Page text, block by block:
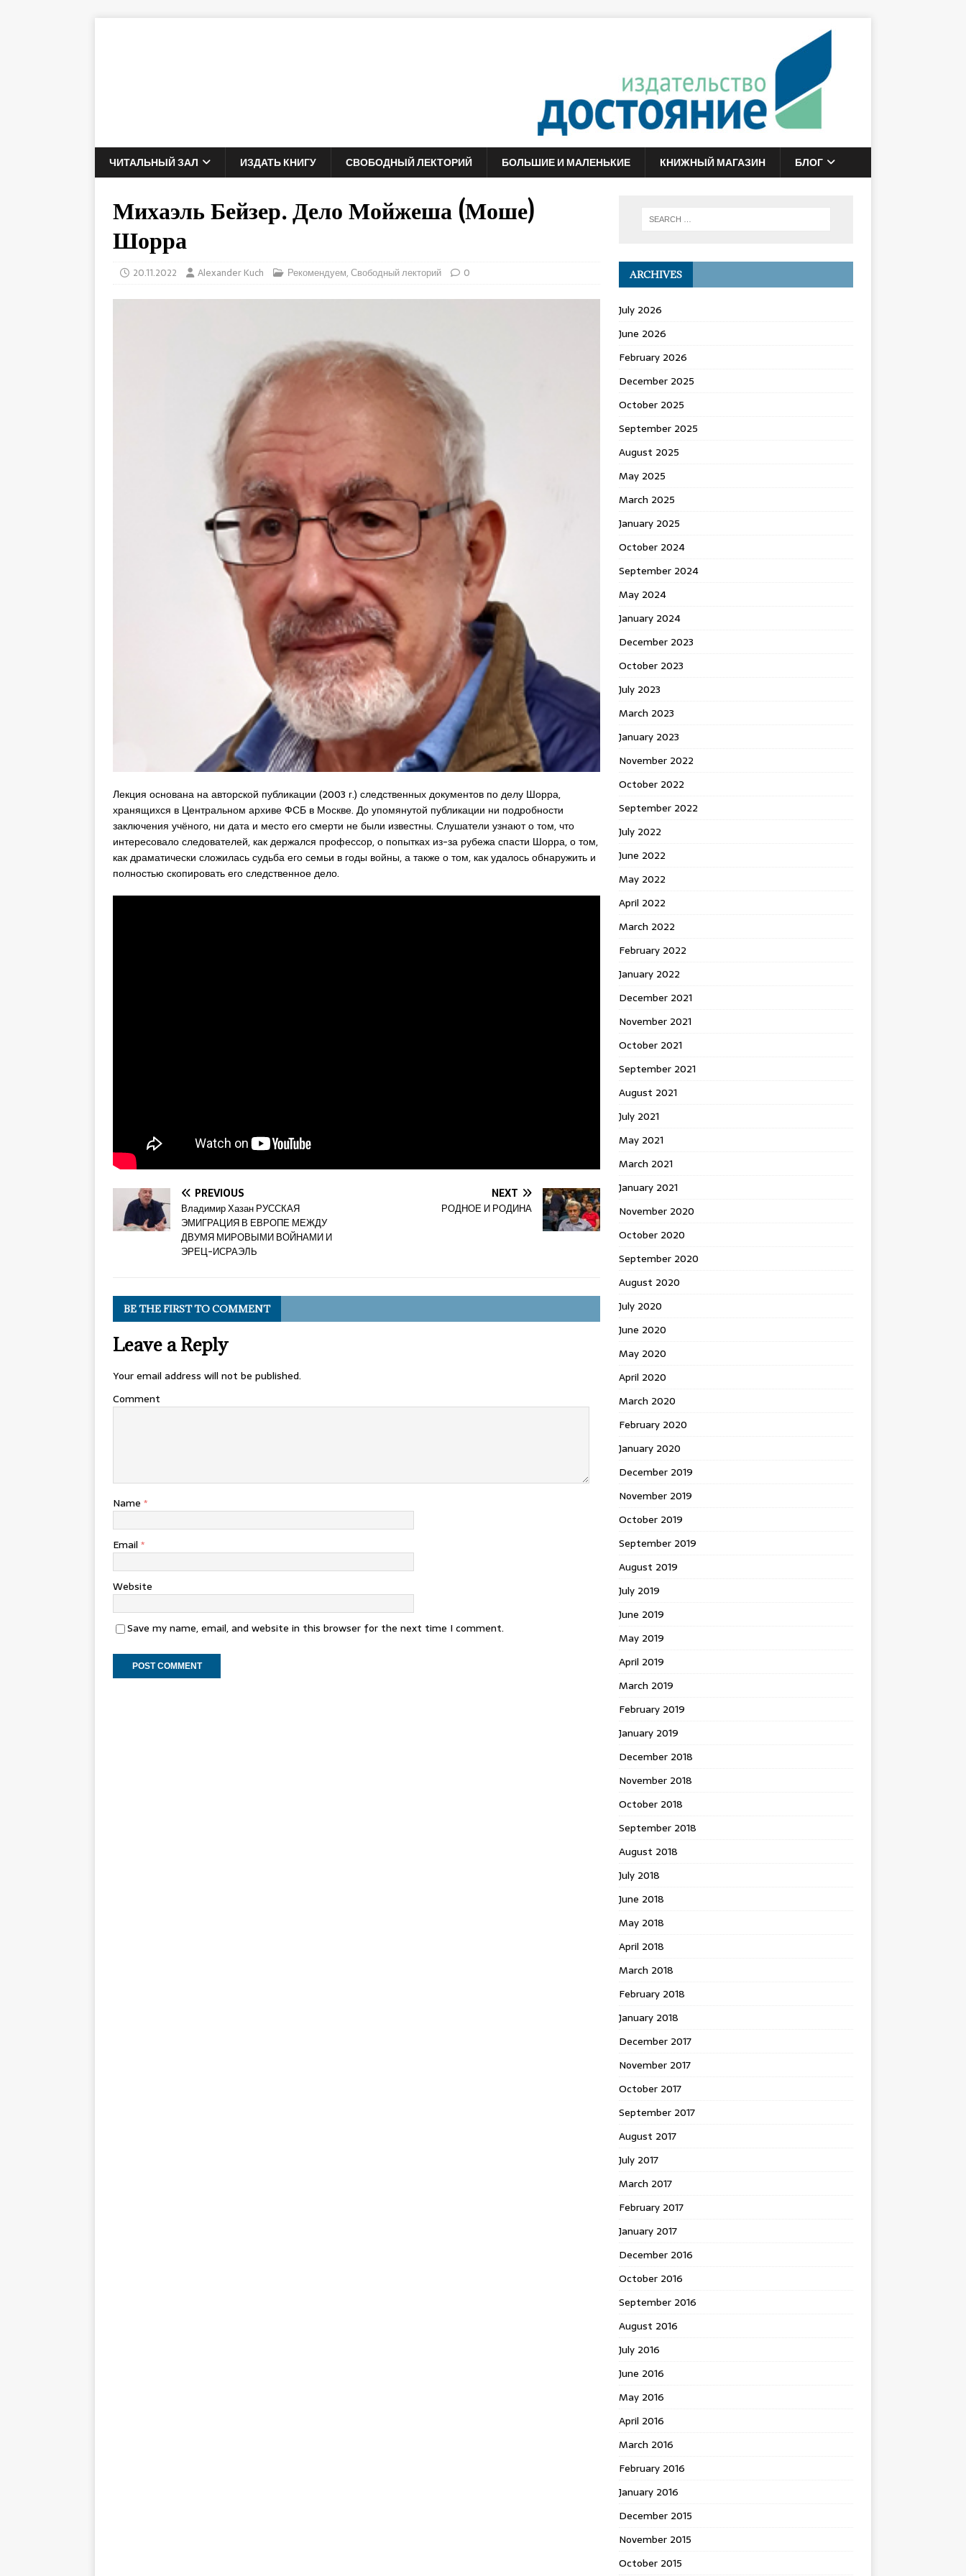
ЧИТАЛЬНЫЙ ЗАЛ ИЗДАТЬ КНИГУ СВОБОДНЫЙ ЛЕКТОРИЙ БОЛЬШИЕ И МАЛЕНЬКИЕ КНИЖНЫЙ МАГАЗИН БЛОГ
Михаэль Бейзер. Дело Мойжеша (Моше)
Шорра
20.11.2022 Alexander Kuch Рекомендуем,Свободный лекторий 0
Лекция основана на авторской публикации (2003 г.) следственных документов по делу Шорра,
хранящихся в Центральном архиве ФСБ в Москве. До упомянутой публикации ни подробности
заключения учёного, ни дата и место его смерти не были известны. Слушатели узнают о том, что
интересовало следователей, как держался профессор, о попытках из-за рубежа спасти Шорра, о том,
как драматически сложилась судьба его семьи в годы войны, а также о том, как удалось обнаружить и
полностью скопировать его следственное дело.
PREVIOUS
Владимир Хазан РУССКАЯ
ЭМИГРАЦИЯ В ЕВРОПЕ МЕЖДУ
ДВУМЯ МИРОВЫМИ ВОЙНАМИ И
ЭРЕЦ-ИСРАЭЛЬ
NEXT
РОДНОЕ И РОДИНА
BE THE FIRST TO COMMENT
Leave a Reply
Your email address will not be published.
Comment
Name *
Email *
Website
Save my name, email, and website in this browser for the next time I comment.
ARCHIVES
July 2026
June 2026
February 2026
December 2025
October 2025
September 2025
August 2025
May 2025
March 2025
January 2025
October 2024
September 2024
May 2024
January 2024
December 2023
October 2023
July 2023
March 2023
January 2023
November 2022
October 2022
September 2022
July 2022
June 2022
May 2022
April 2022
March 2022
February 2022
January 2022
December 2021
November 2021
October 2021
September 2021
August 2021
July 2021
May 2021
March 2021
January 2021
November 2020
October 2020
September 2020
August 2020
July 2020
June 2020
May 2020
April 2020
March 2020
February 2020
January 2020
December 2019
November 2019
October 2019
September 2019
August 2019
July 2019
June 2019
May 2019
April 2019
March 2019
February 2019
January 2019
December 2018
November 2018
October 2018
September 2018
August 2018
July 2018
June 2018
May 2018
April 2018
March 2018
February 2018
January 2018
December 2017
November 2017
October 2017
September 2017
August 2017
July 2017
March 2017
February 2017
January 2017
December 2016
October 2016
September 2016
August 2016
July 2016
June 2016
May 2016
April 2016
March 2016
February 2016
January 2016
December 2015
November 2015
October 2015